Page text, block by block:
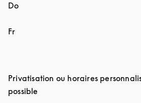
Do
Fr
Privatisation ou horaires
possible